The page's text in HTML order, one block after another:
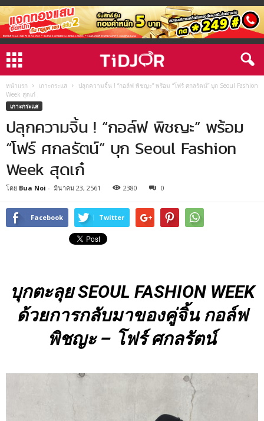
หน้าแรก เกาะกระแส
ปลุกความจิ้น ! “กอล์ฟ พิชญะ” พร้อม “โฟร์ ศกลรัตน์” บุก Seoul Fashion
Week สุดเก๋
เกาะกระแส
ปลุกความจิ้น ! “กอล์ฟ พิชญะ” พร้อม
“โฟร์ ศกลรัตน์” บุก Seoul Fashion
Week สุดเก๋
โดย Bua Noi - มีนาคม 23, 2561 2380 0
Facebook Twitter
บุกตะลุย SEOUL FASHION WEEK
ด้วยการกลับมาของคู่จิ้น กอล์ฟ
พิชญะ – โฟร์ ศกลรัตน์